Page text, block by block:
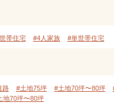
帯住宅 #4人家族 #単世帯住宅
路 #土地75坪 #土地70坪〜80坪
地70坪〜80坪